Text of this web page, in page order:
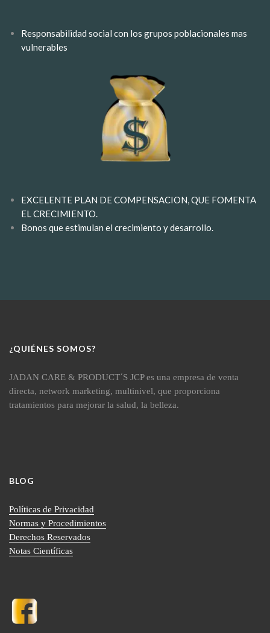
Responsabilidad social con los grupos poblacionales mas
vulnerables
EXCELENTE PLAN DE COMPENSACION, QUE FOMENTA
EL CRECIMIENTO.
Bonos que estimulan el crecimiento y desarrollo.
¿QUIÉNES SOMOS?
JADAN CARE & PRODUCT´S JCP es una empresa de venta
directa, network marketing, multinivel, que proporciona
tratamientos para mejorar la salud, la belleza.
BLOG
Políticas de Privacidad
Normas y Procedimientos
Derechos Reservados
Notas Científicas